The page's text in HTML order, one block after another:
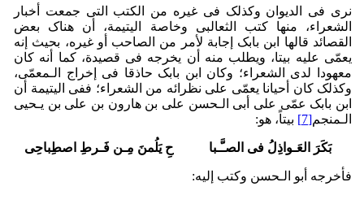
نرى فی الدیوان وکذلک فی غیره من الکتب التی جمعت أخبار
الشعراء، منها کتب الثعالبی وخاصة الیتیمة، أن هناک بعض
القصائد قالها ابن بابک إجابة لأمر من الصاحب أو غیره، بحیث إنه
یعمّی علیه بیتا، ویطلب منه أن یخرجه فی قصیدة، کما أنه کان
معهودا لدى الشعراء؛ وکان ابن بابک حاذقا فی إخراج الـمعمّى،
وکذلک کان أحیانا یعمّی على نظرائه من الشعراء؛ ففی الیتیمة أن
ابن بابک عمّى على أبی الـحسن علی بن هارون بن علی بن یـحیى
الـمنجم[7] بیتاً، هو:
بَکَرَ العَـواذِلُ فی الصـَّـبا حِ یَلُمنَ مِـن فَـرطِ اصطِباحِی
فأخرجه أبو الـحسن وکتب إلیه: